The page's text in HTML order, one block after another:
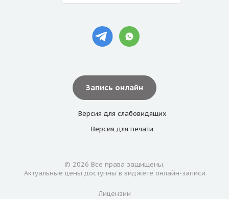
Запись онлайн
Версия для слабовидящих
Версия для печати
© 2026 Все права защищены.
Актуальные цены доступны в виджете онлайн-записи
Лицензии